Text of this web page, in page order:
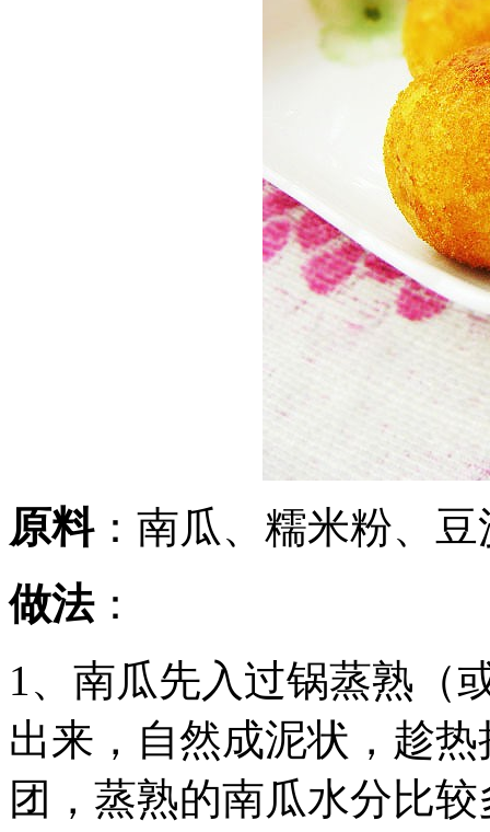
原料：南瓜、糯米粉、豆
做法：
1、南瓜先入过锅蒸熟（
出来，自然成泥状，趁
团，蒸熟的南瓜水分比